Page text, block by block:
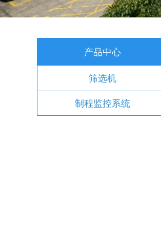
产品中心
筛选机
制程监控系统